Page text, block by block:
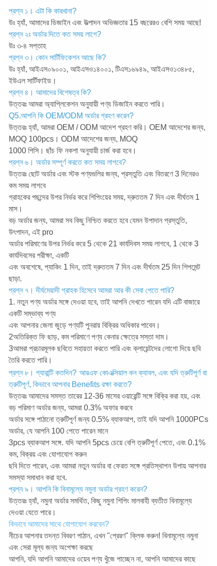
প্রশ্ন ১। এটা কি কারখানা?
উঃ হ্যাঁ, আমাদের ডিজাইন এবং উত্পাদন অভিজ্ঞতার 15 বছরেরও বেশি সময় আছে!
প্রশ্ন ২ঃ অর্ডার দিতে কত সময় লাগে?
উঃ ৩-৪ সপ্তাহ
প্রশ্ন ৩। কোন সার্টিফিকেশন আছে কি?
উঃ হ্যাঁ, আইএস০৯০০১, আইএসও১৪০০১, টিএস১৬৯৪৯, আইএসও১৩৪৮৫,
ইউএল সার্টিফাইড।
প্রশ্ন ৪। আমাদের বিশেষত্ব কি?
উত্তরঃ আমরা অ্যাপ্লিকেশন অনুযায়ী পণ্য ডিজাইন করতে পারি।
Q5.আপনি কি OEM/ODM অর্ডার গ্রহণ করেন?
উত্তরঃ হ্যাঁ, আমরা OEM / ODM আদেশ গ্রহণ করি। OEM আদেশের জন্য,
MOQ 100pcs। ODM আদেশের জন্য, MOQ
1000 পিসি। ছাঁচ ফি নকশা অনুযায়ী চার্জ করা হবে।
প্রশ্ন ৬। অর্ডার সম্পূর্ণ করতে কত সময় লাগবে?
উত্তরঃ ছোট অর্ডার এবং স্টক পণ্যগুলির জন্য, প্রস্তুতি এবং বিতরণে 3 দিনেরও
কম সময় লাগবে
গ্রাহকের পছন্দের উপর নির্ভর করে শিপিংয়ের সময়, দ্রুততম 7 দিন এবং দীর্ঘতম 1
মাস।
বড় অর্ডার জন্য, আমরা সব কিছু নিশ্চিত করতে হবে যেমন উপাদান প্রস্তুতি,
উৎপাদন, এই pro
অর্ডার পরিমাণের উপর নির্ভর করে 5 থেকে 21 কার্যদিবস সময় লাগবে, 1 থেকে 3
কার্যদিবসের পরীক্ষা, একটি
এবং অবশেষে, প্যাকিং 1 দিন, তাই দ্রুততম 7 দিন এবং দীর্ঘতম 25 দিন শিপমেন্ট
ছাড়া.
প্রশ্ন ৭। দীর্ঘমেয়াদী গ্রাহক হিসেবে আমরা আর কী সেবা পেতে পারি?
1. নতুন পণ্য অর্ডার সঙ্গে দেওয়া হবে, তাই আপনি দেখতে পারেন যদি এটি বাজারে
একটি সম্ভাব্য পণ্য
এবং আপনার জেলা জুড়ে পণ্যটি পুনরায় বিক্রির অধিকার পাবেন।
2অতিরিক্ত ফি ছাড়, কম পরিমাণে পণ্য কেনার ক্ষেত্রে সস্তা দাম।
3আমরা প্রচারমূলক ছবিতে সহায়তা করতে পারি এবং ক্লায়েন্টদের লোগো দিয়ে ছবি
তৈরি করতে পারি।
প্রশ্ন ৮। গ্যারান্টি কতদিন? আরএফ কোএক্সিয়াল কন ক্যাবল, এবং যদি ত্রুটিপূর্ণ বা
ত্রুটিপূর্ণ, কিভাবে আপনার Benefits রক্ষা করতে?
উত্তরঃ আমাদের সমস্ত তারের 12-36 মাসের ওয়ারেন্টি সঙ্গে বিক্রি করা হয়, এবং
বড় পরিমাণ অর্ডার জন্য, আমরা 0.3% অফার করবে
অর্ডার সঙ্গে পাঠানো ত্রুটিপূর্ণ জন্য 0.5% ব্যাকআপ, তাই যদি আপনি 1000PCs
অর্ডার, যে আপনি 100 পেতে পারেন মানে
3pcs ব্যাকআপ সঙ্গে. যদি আপনি 5pcs চেয়ে বেশি ত্রুটিপূর্ণ পেতে, এবং 0.1%
কম, বিক্রয় এবং যোগাযোগ করুন
ছবি দিতে পারেন, এবং আমরা নতুন অর্ডার বা ফেরত সঙ্গে প্রতিস্থাপন উপায় আপনার
সমস্যা সমাধান করা হবে.
প্রশ্ন ৯। আপনি কি বিনামূল্যে নমুনা অর্ডার গ্রহণ করেন?
উত্তরঃ হ্যাঁ, নমুনা অর্ডার সমর্থিত, কিছু নমুনা শিপিং মালবাহী ব্যতীত বিনামূল্যে
দেওয়া যেতে পারে।
কিভাবে আমাদের সাথে যোগাযোগ করবেন?
নীচের আপনার তদন্ত বিবরণ পাঠান, এখন "প্রেরণ" ক্লিক করুন! বিনামূল্যে নমুনা
এবং সেরা মূল্য জন্য অপেক্ষা করছে
আপনি, যদি আপনি আমাদের ওয়েব পণ্য খুঁজে পাচ্ছেন না, আপনি আমাদের কাছে